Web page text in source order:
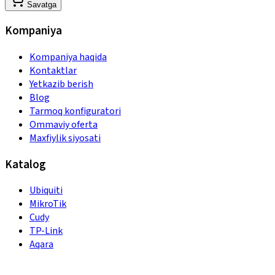
Savatga
Kompaniya
Kompaniya haqida
Kontaktlar
Yetkazib berish
Blog
Tarmoq konfiguratori
Ommaviy oferta
Maxfiylik siyosati
Katalog
Ubiquiti
MikroTik
Cudy
TP-Link
Aqara